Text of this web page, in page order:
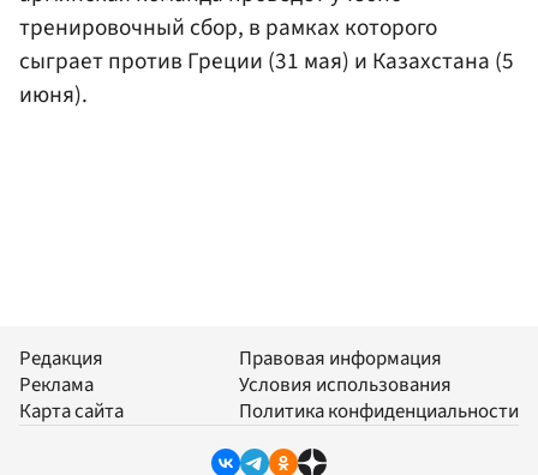
тренировочный сбор, в рамках которого
сыграет против Греции (31 мая) и Казахстана (5
июня).
Редакция
Реклама
Карта сайта
Правовая информация
Условия использования
Политика конфиденциальности